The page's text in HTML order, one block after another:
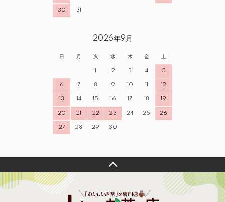
30 31
2026年9月
日 月 火 水 木 金 土
1 2 3 4 5
6 7 8 9 10 11 12
13 14 15 16 17 18 19
20 21 22 23 24 25 26
27 28 29 30